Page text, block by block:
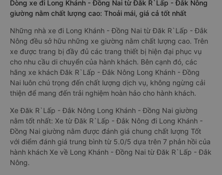
Dòng xe đi Long Khánh - Đồng Nai từ Đăk R`Lấp - Đắk Nông
giường nằm chất lượng cao: Thoải mái, giá cả tốt nhất
Những nhà xe đi Long Khánh - Đồng Nai từ Đăk R`Lấp - Đắk
Nông đều sở hữu những xe giường nằm chất lượng cao. Trên
xe được trang bị đầy đủ các trang thiết bị hiện đại phục vụ
cho nhu cầu di chuyển của hành khách. Bên cạnh đó, các
hãng xe khách Đăk R`Lấp - Đắk Nông Long Khánh - Đồng
Nai luôn chú trọng đến chất lượng dịch vụ, không ngừng cải
thiện để mang đến trải nghiệm hoàn hảo cho hành khách.
Xe Đăk R`Lấp - Đắk Nông Long Khánh - Đồng Nai giường
nằm tốt nhất: Xe từ Đăk R`Lấp - Đắk Nông đi Long Khánh -
Đồng Nai giường nằm được đánh giá chung chất lượng Tốt
với điểm đánh giá trung bình từ 5.0/5 dựa trên 7 phản hồi của
hành khách Xe về Long Khánh - Đồng Nai từ Đăk R`Lấp - Đắk
Nông.